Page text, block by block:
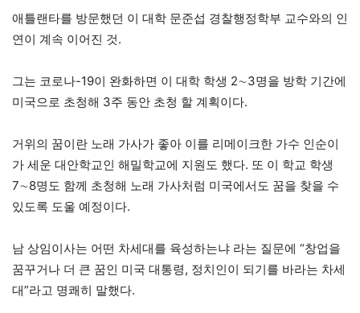
애틀랜타를 방문했던 이 대학 문준섭 경찰행정학부 교수와의 인
연이 계속 이어진 것.
그는 코로나-19이 완화하면 이 대학 학생 2∼3명을 방학 기간에
미국으로 초청해 3주 동안 초청 할 계획이다.
거위의 꿈이란 노래 가사가 좋아 이를 리메이크한 가수 인순이
가 세운 대안학교인 해밀학교에 지원도 했다. 또 이 학교 학생
7∼8명도 함께 초청해 노래 가사처럼 미국에서도 꿈을 찾을 수
있도록 도울 예정이다.
남 상임이사는 어떤 차세대를 육성하는냐 라는 질문에 “창업을
꿈꾸거나 더 큰 꿈인 미국 대통령, 정치인이 되기를 바라는 차세
대”라고 명쾌히 말했다.